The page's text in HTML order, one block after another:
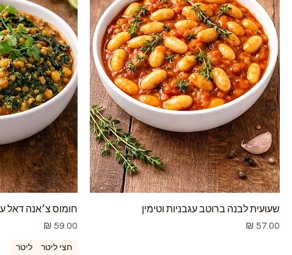
שעועית לבנה ברוטב עגבניות וטימין
מחיר
חומוס צ׳אנה דאל
מחיר
חצי ליטר ליטר